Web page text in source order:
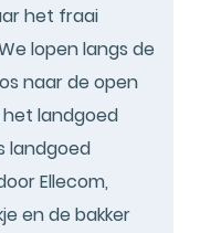
het fraai
lopen langs de
naar de open
landgoed
landgoed
Ellecom,
en de bakker